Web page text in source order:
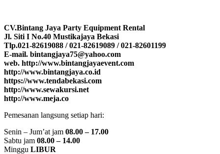
CV.Bintang Jaya Party Equipment Rental
Jl. Siti I No.40 Mustikajaya Bekasi
Tlp.021-82619088 / 021-82619089 / 021-82601199
E-mail. bintangjaya75@yahoo.com
web. http://www.bintangjayaevent.com
http://www.bintangjaya.co.id
https://www.tendabekasi.com
http://www.sewakursi.net
http://www.meja.co
Pemesanan langsung setiap hari:
Senin – Jum’at jam 08.00 – 17.00
Sabtu jam 08.00 – 14.00
Minggu LIBUR